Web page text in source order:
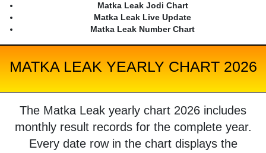
Matka Leak Jodi Chart
Matka Leak Live Update
Matka Leak Number Chart
MATKA LEAK YEARLY CHART 2026
The Matka Leak yearly chart 2026 includes
monthly result records for the complete year.
Every date row in the chart displays the